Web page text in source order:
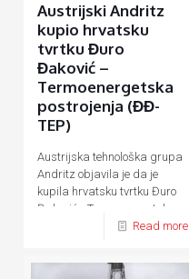
Austrijski Andritz
kupio hrvatsku
tvrtku Đuro
Đaković –
Termoenergetska
postrojenja (ĐĐ-
TEP)
Austrijska tehnološka grupa
Andritz objavila je da je
kupila hrvatsku tvrtku Đuro
Đaković - Termoenergetska
postrojenja (ĐĐ-TEP)Read more